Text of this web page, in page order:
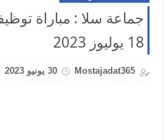
18 يوليوز 2023
Mostajadat365 30 يونيو 2023